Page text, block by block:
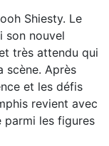
Shiesty. Le
son nouvel
très attendu qui
scène. Après
et les défis
revient avec
parmi les figures